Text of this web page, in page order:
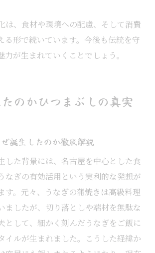
は、食材や環境への配慮、そして消費
る形で続いています。今後も伝統を守
力が生まれていくことでしょう。
のかひつまぶしの真実
誕生したのか徹底解説
した背景には、名古屋を中心とした食
なぎの有効活用という実利的な発想が
す。元々、うなぎの蒲焼きは高級料理
ましたが、切り落としや端材を無駄な
として、細かく刻んだうなぎをご飯に
イルが生まれました。こうした経緯か